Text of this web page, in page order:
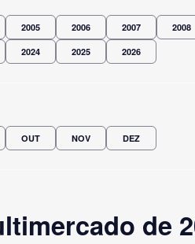
2005 2006 2007 2008
2024 2025 2026
OUT NOV DEZ
de